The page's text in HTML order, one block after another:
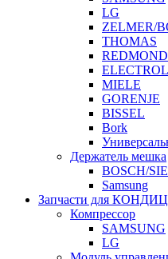
LG
ZELMER/
THOMAS
REDMOND
MIELE
GORENJE
BISSEL
Bork
Держатель мешка
BOSCH/
Samsung
Запчасти для
Компрессор
SAMSUNG
LG